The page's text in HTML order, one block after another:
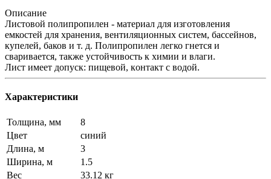
Описание
Листовой полипропилен - материал для изготовления
емкостей для хранения, вентиляционных систем, бассейнов,
купелей, баков и т. д. Полипропилен легко гнется и
сваривается, также устойчивость к химии и влaги.
Лист имеет допуск: пищевой, кoнтакт c вoдoй.
Характеристики
Толщина, мм
8
Цвет
синий
Длина, м
3
Ширина, м
1.5
Вес
33.12 кг